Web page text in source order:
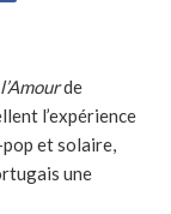
de
l’expérience
et solaire,
une